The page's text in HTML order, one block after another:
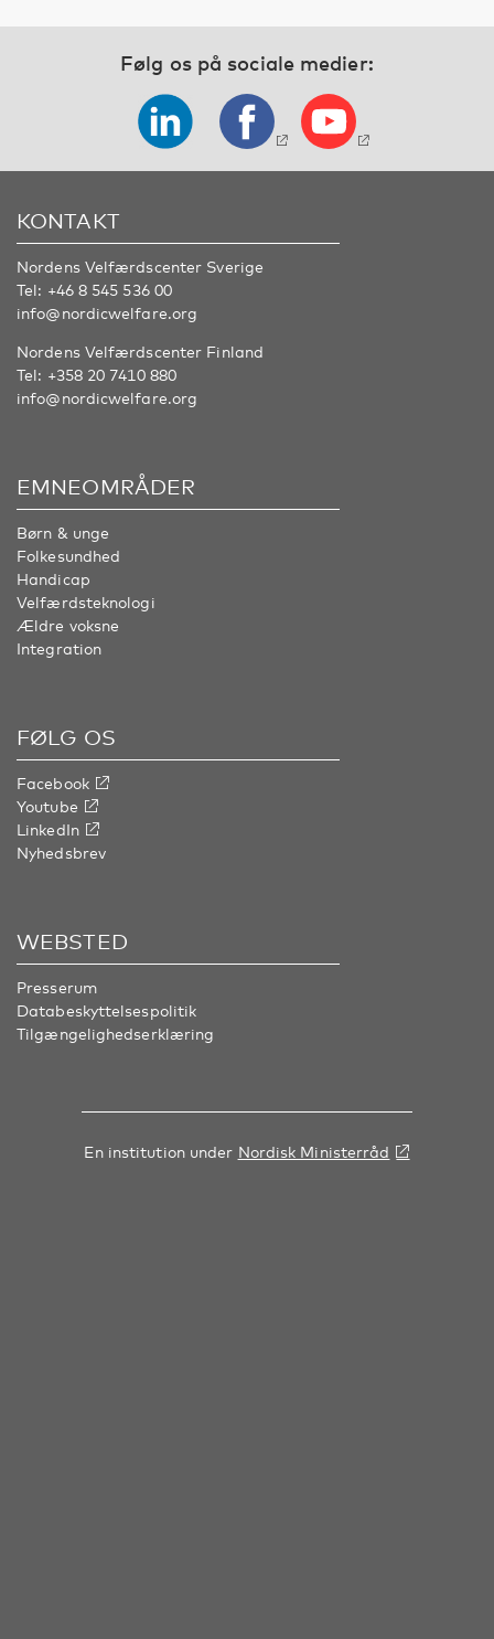
Følg os på sociale medier:
KONTAKT
Nordens Velfærdscenter Sverige
Tel: +46 8 545 536 00
info@nordicwelfare.org
Nordens Velfærdscenter Finland
Tel: +358 20 7410 880
info@nordicwelfare.org
EMNEOMRÅDER
Børn & unge
Folkesundhed
Handicap
Velfærdsteknologi
Ældre voksne
Integration
FØLG OS
Facebook
Youtube
LinkedIn
Nyhedsbrev
WEBSTED
Presserum
Databeskyttelsespolitik
Tilgængelighedserklæring
En institution under Nordisk Ministerråd